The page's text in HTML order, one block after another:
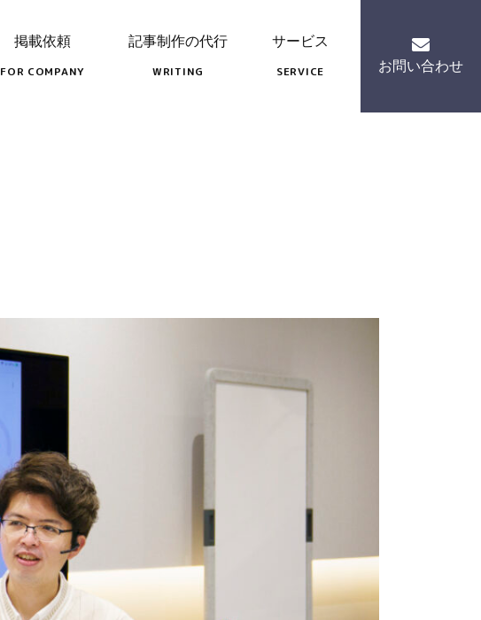
掲載依頼
FOR COMPANY
記事制作の代行
WRITING
サービス
SERVICE
お問い合わせ